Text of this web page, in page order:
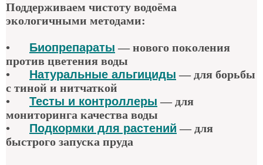
Поддерживаем чистоту водоёма
экологичными методами:
• Биопрепараты —нового поколения
против цветения воды
•
Натуральные альгициды — для борьбы
с тиной и нитчаткой
•
Тесты и контроллеры — для
мониторинга качества воды
•
Подкормки для растений — для
быстрого запуска пруда